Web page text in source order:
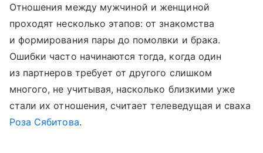
Отношения между мужчиной и женщиной
проходят несколько этапов: от знакомства
и формирования пары до помолвки и брака.
Ошибки часто начинаются тогда, когда один
из партнеров требует от другого слишком
многого, не учитывая, насколько близкими уже
стали их отношения, считает телеведущая и сваха
Роза Сябитова.